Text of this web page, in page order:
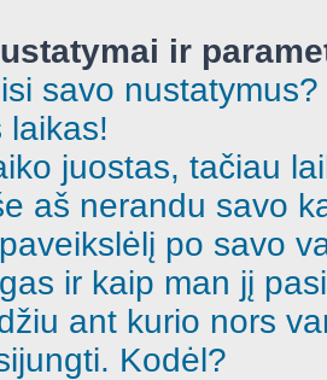
ir
savo nustatymus?
laikas!
juostas, tačiau
aš nerandu savo
po savo
ir kaip man jį
ant kurio nors
Kodėl?